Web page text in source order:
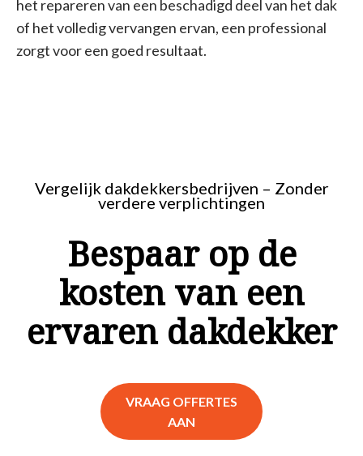
het repareren van een beschadigd deel van het dak
of het volledig vervangen ervan, een professional
zorgt voor een goed resultaat.
Vergelijk dakdekkersbedrijven – Zonder
verdere verplichtingen
Bespaar op de
kosten van een
ervaren dakdekker
VRAAG OFFERTES
AAN